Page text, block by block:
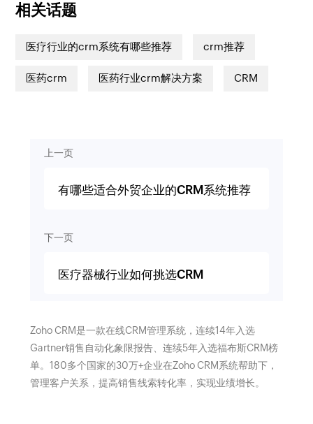
相关话题
医疗行业的crm系统有哪些推荐 crm推荐
医药crm 医药行业crm解决方案 CRM
上一页
有哪些适合外贸企业的CRM系统推荐
下一页
医疗器械行业如何挑选CRM
Zoho CRM是一款在线CRM管理系统，连续14年入选
Gartner销售自动化象限报告、连续5年入选福布斯CRM榜
单。180多个国家的30万+企业在Zoho CRM系统帮助下，
管理客户关系，提高销售线索转化率，实现业绩增长。